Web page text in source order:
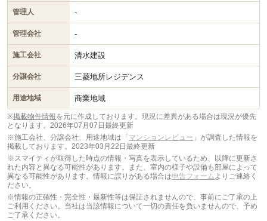
管理人 -
管理会社 -
施工会社 清水建設
分譲会社 三菱地所レジデンス
用途地域 商業地域
※掲載物件情報を元に作成しております。現況に差異がある場合は現況が優先
となります。 2026年07月07日最終更新
※施工会社、分譲会社、用途地域は「 マンションレビュー 」が調査した情報を
掲載しております。2023年03月22日最終更新
※スマイティが取得した時点の情報・写真を表示しているため、以降に更新さ
れた内容と異なる可能性があります。また、室内の様子や設備も部屋によって
異なる可能性があります。情報に誤りがある場合は申告フォームよりご連絡く
ださい。
※情報の正確性・完全性・最新性等は保証されませんので、事前にご了承の上
ご利用ください。当社は当該情報について一切の責任を負いませんので、予め
ご了承ください。